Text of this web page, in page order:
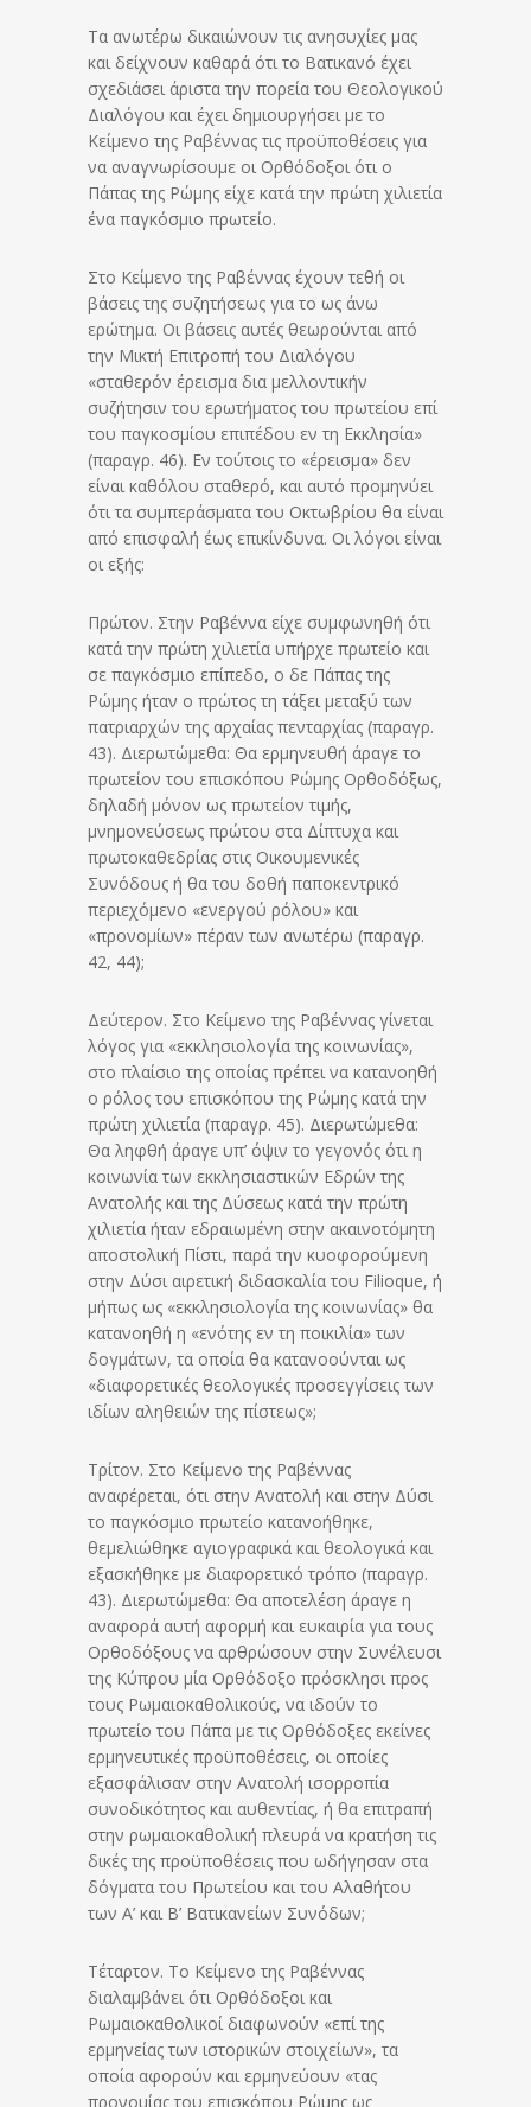
Τα ανωτέρω δικαιώνουν τις ανησυχίες μας
και δείχνουν καθαρά ότι το Βατικανό έχει
σχεδιάσει άριστα την πορεία του Θεολογικού
Διαλόγου και έχει δημιουργήσει με το
Κείμενο της Ραβέννας τις προϋποθέσεις για
να αναγνωρίσουμε οι Ορθόδοξοι ότι ο
Πάπας της Ρώμης είχε κατά την πρώτη χιλιετία
ένα παγκόσμιο πρωτείο.
Στο Κείμενο της Ραβέννας έχουν τεθή οι
βάσεις της συζητήσεως για το ως άνω
ερώτημα. Οι βάσεις αυτές θεωρούνται από
την Μικτή Επιτροπή του Διαλόγου
«σταθερόν έρεισμα δια μελλοντικήν
συζήτησιν του ερωτήματος του πρωτείου επί
του παγκοσμίου επιπέδου εν τη Εκκλησία»
(παραγρ. 46). Εν τούτοις το «έρεισμα» δεν
είναι καθόλου σταθερό, και αυτό προμηνύει
ότι τα συμπεράσματα του Οκτωβρίου θα είναι
από επισφαλή έως επικίνδυνα. Οι λόγοι είναι
οι εξής:
Πρώτον. Στην Ραβέννα είχε συμφωνηθή ότι
κατά την πρώτη χιλιετία υπήρχε πρωτείο και
σε παγκόσμιο επίπεδο, ο δε Πάπας της
Ρώμης ήταν ο πρώτος τη τάξει μεταξύ των
πατριαρχών της αρχαίας πενταρχίας (παραγρ.
43). Διερωτώμεθα: Θα ερμηνευθή άραγε το
πρωτείον του επισκόπου Ρώμης Ορθοδόξως,
δηλαδή μόνον ως πρωτείον τιμής,
μνημονεύσεως πρώτου στα Δίπτυχα και
πρωτοκαθεδρίας στις Οικουμενικές
Συνόδους ή θα του δοθή παποκεντρικό
περιεχόμενο «ενεργού ρόλου» και
«προνομίων» πέραν των ανωτέρω (παραγρ.
42, 44);
Δεύτερον. Στο Κείμενο της Ραβέννας γίνεται
λόγος για «εκκλησιολογία της κοινωνίας»,
στο πλαίσιο της οποίας πρέπει να κατανοηθή
ο ρόλος του επισκόπου της Ρώμης κατά την
πρώτη χιλιετία (παραγρ. 45). Διερωτώμεθα:
Θα ληφθή άραγε υπ’ όψιν το γεγονός ότι η
κοινωνία των εκκλησιαστικών Εδρών της
Ανατολής και της Δύσεως κατά την πρώτη
χιλιετία ήταν εδραιωμένη στην ακαινοτόμητη
αποστολική Πίστι, παρά την κυοφορούμενη
στην Δύσι αιρετική διδασκαλία του Filioque, ή
μήπως ως «εκκλησιολογία της κοινωνίας» θα
κατανοηθή η «ενότης εν τη ποικιλία» των
δογμάτων, τα οποία θα κατανοούνται ως
«διαφορετικές θεολογικές προσεγγίσεις των
ιδίων αληθειών της πίστεως»;
Τρίτον. Στο Κείμενο της Ραβέννας
αναφέρεται, ότι στην Ανατολή και στην Δύσι
το παγκόσμιο πρωτείο κατανοήθηκε,
θεμελιώθηκε αγιογραφικά και θεολογικά και
εξασκήθηκε με διαφορετικό τρόπο (παραγρ.
43). Διερωτώμεθα: Θα αποτελέση άραγε η
αναφορά αυτή αφορμή και ευκαιρία για τους
Ορθοδόξους να αρθρώσουν στην Συνέλευσι
της Κύπρου μία Ορθόδοξο πρόσκλησι προς
τους Ρωμαιοκαθολικούς, να ιδούν το
πρωτείο του Πάπα με τις Ορθόδοξες εκείνες
ερμηνευτικές προϋποθέσεις, οι οποίες
εξασφάλισαν στην Ανατολή ισορροπία
συνοδικότητος και αυθεντίας, ή θα επιτραπή
στην ρωμαιοκαθολική πλευρά να κρατήση τις
δικές της προϋποθέσεις που ωδήγησαν στα
δόγματα του Πρωτείου και του Αλαθήτου
των Α’ και Β’ Βατικανείων Συνόδων;
Τέταρτον. Το Κείμενο της Ραβέννας
διαλαμβάνει ότι Ορθόδοξοι και
Ρωμαιοκαθολικοί διαφωνούν «επί της
ερμηνείας των ιστορικών στοιχείων», τα
οποία αφορούν και ερμηνεύουν «τας
προνομίας του επισκόπου Ρώμης ως